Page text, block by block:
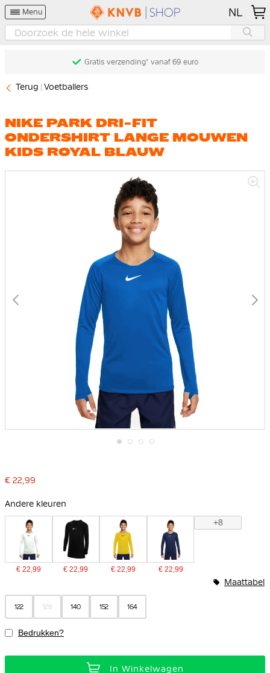
Menu NL
Gratis verzending* vanaf 69 euro
Terug Voetballers
NIKE PARK DRI-FIT
ONDERSHIRT LANGE MOUWEN
KIDS ROYAL BLAUW
begin
de
€ 22,99
Andere kleuren
€ 22,99 € 22,99 € 22,99 € 22,99
+8
122 128 140 152 164
Maattabel
Bedrukken?
In Winkelwagen